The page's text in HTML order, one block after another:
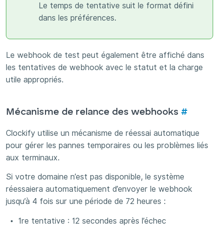
Le temps de tentative suit le format défini
dans les préférences.
Le webhook de test peut également être affiché dans
les tentatives de webhook avec le statut et la charge
utile appropriés.
Mécanisme de relance des webhooks #
Clockify utilise un mécanisme de réessai automatique
pour gérer les pannes temporaires ou les problèmes liés
aux terminaux.
Si votre domaine n’est pas disponible, le système
réessaiera automatiquement d’envoyer le webhook
jusqu’à 4 fois sur une période de 72 heures :
1re tentative : 12 secondes après l’échec